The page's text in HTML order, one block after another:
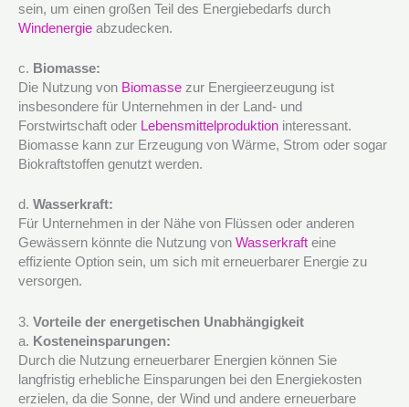
sein, um einen großen Teil des Energiebedarfs durch
Windenergie abzudecken.
c. Biomasse:
Die Nutzung von Biomasse zur Energieerzeugung ist
insbesondere für Unternehmen in der Land- und
Forstwirtschaft oder Lebensmittelproduktion interessant.
Biomasse kann zur Erzeugung von Wärme, Strom oder sogar
Biokraftstoffen genutzt werden.
d. Wasserkraft:
Für Unternehmen in der Nähe von Flüssen oder anderen
Gewässern könnte die Nutzung von Wasserkraft eine
effiziente Option sein, um sich mit erneuerbarer Energie zu
versorgen.
3. Vorteile der energetischen Unabhängigkeit
a. Kosteneinsparungen:
Durch die Nutzung erneuerbarer Energien können Sie
langfristig erhebliche Einsparungen bei den Energiekosten
erzielen, da die Sonne, der Wind und andere erneuerbare